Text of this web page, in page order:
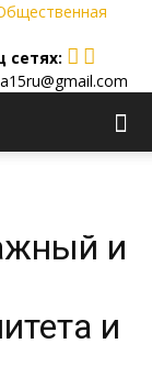
сетях:
и
и